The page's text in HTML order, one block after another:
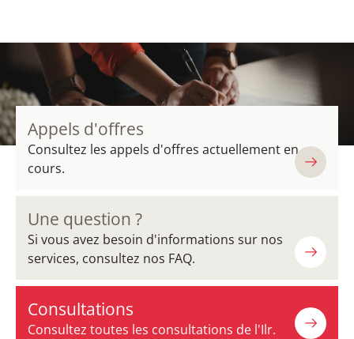
Appels d'offres
Consultez les appels d'offres actuellement en
cours.
Une question ?
Si vous avez besoin d'informations sur nos
services, consultez nos FAQ.
Consultations
Consultez toutes les consultations de l'Ilr.